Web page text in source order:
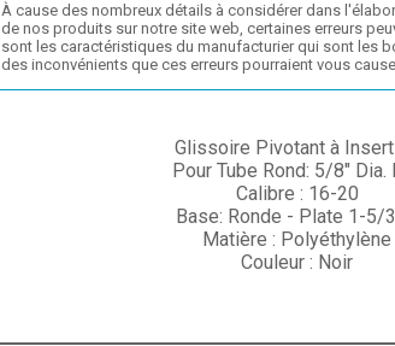
À cause des nombreux détails à considérer dans
de nos produits sur notre site web, certaines erreurs
sont les caractéristiques du manufacturier qui sont les
des inconvénients que ces erreurs pourraient vous
Glissoire Pivotant à
Pour Tube Rond: 5/8" Dia.
Calibre : 16-20
Base: Ronde - Plate 1-5/
Matière : Polyéthylène
Couleur : Noir